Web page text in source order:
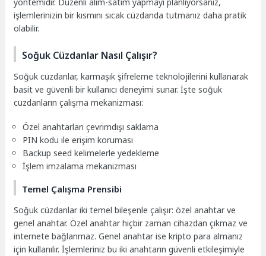
işlemlerinizin bir kısmını sıcak cüzdanda tutmanız daha pratik
olabilir.
Soğuk Cüzdanlar Nasıl Çalışır?
Soğuk cüzdanlar, karmaşık şifreleme teknolojilerini kullanarak
basit ve güvenli bir kullanıcı deneyimi sunar. İşte soğuk
cüzdanların çalışma mekanizması:
Özel anahtarları çevrimdışı saklama
PIN kodu ile erişim koruması
Backup seed kelimelerle yedekleme
İşlem imzalama mekanizması
Temel Çalışma Prensibi
Soğuk cüzdanlar iki temel bileşenle çalışır: özel anahtar ve
genel anahtar. Özel anahtar hiçbir zaman cihazdan çıkmaz ve
internete bağlanmaz. Genel anahtar ise kripto para almanız
için kullanılır. İşlemleriniz bu iki anahtarın güvenli etkileşimiyle